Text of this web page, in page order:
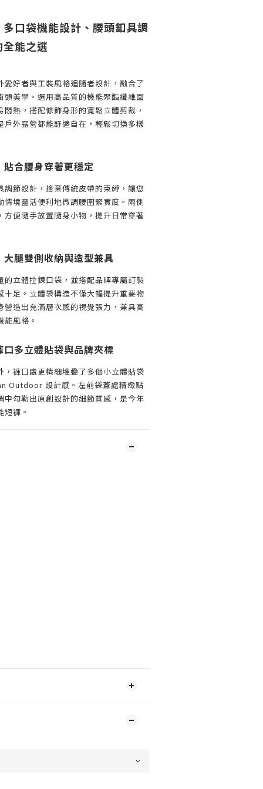
口袋機能設計、腰頭釦具調
能之選
愛好者與工裝風格追隨者設計，融合了
頭美學。選用高品質的機能聚酯纖維面
熱，搭配修飾身形的寬鬆立體剪裁，
戶外露營都能舒適自在，輕鬆切換多樣
合腰身穿著更穩定
調節設計，捨棄傳統皮帶的束縛，讓您
情境靈活便利地微調腰圍緊實度。兩側
方便隨手放置隨身小物，提升日常穿著
腿雙側收納與造型兼具
的立體拉鍊口袋，並搭配品牌專屬訂製
十足。立體袋構造不僅大幅提升重要物
營造出充滿層次感的視覺張力，兼具高
風格。
多立體貼袋與品牌夾標
，褲口處更精細堆疊了多個小立體貼袋
Outdoor 設計感。左前袋蓋處精緻點
中勾勒出原創設計的細節質感，是今年
褲。